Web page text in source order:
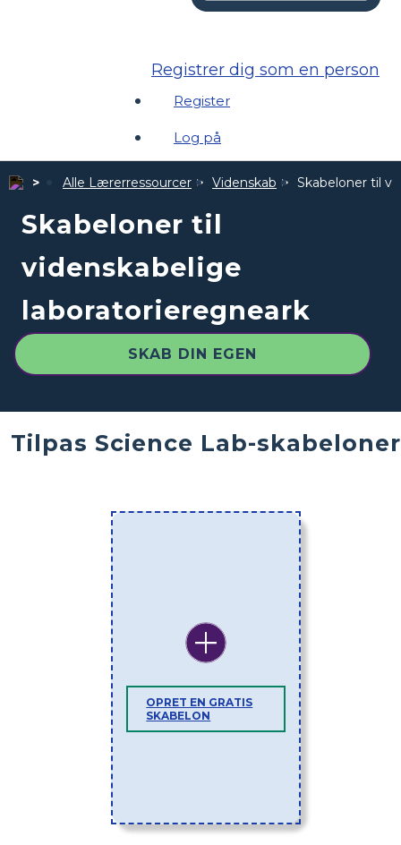
Registrer dig som en person
Register
Log på
Alle Lærerressourcer Videnskab Skabeloner til
Skabeloner til
videnskabelige
laboratorieregneark
SKAB DIN EGEN
Tilpas Science Lab-skabeloner
OPRET EN GRATIS
SKABELON